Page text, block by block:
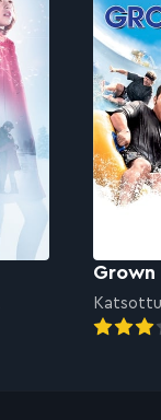
Grown
Katsottu